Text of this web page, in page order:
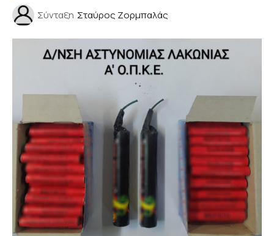
Σύνταξη Σταύρος Ζορμπαλάς